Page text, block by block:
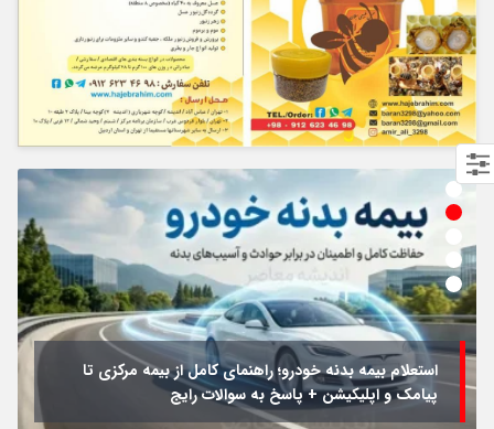
استعلام بیمه بدنه خودرو؛ راهنمای کامل از بیمه مرکزی تا
پیامک و اپلیکیشن + پاسخ به سوالات رایج